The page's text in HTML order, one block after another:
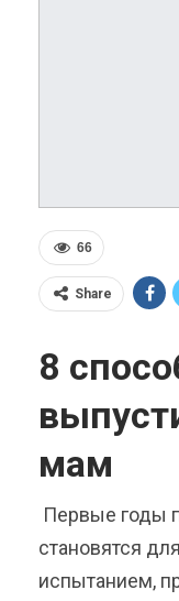
66
Share
8
мам
Первые годы
становятся
испытанием,